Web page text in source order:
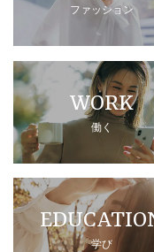
ファッション
WORK
働く
学び